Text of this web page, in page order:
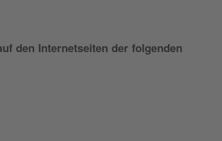
den Internetseiten der folgenden